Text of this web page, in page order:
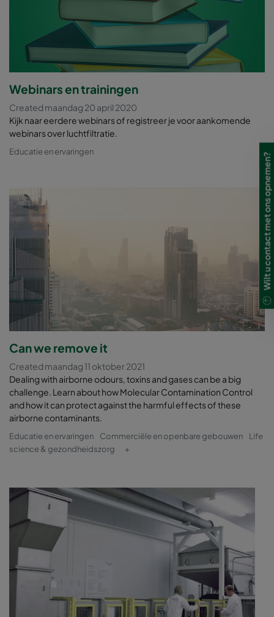
Webinars en trainingen
Created maandag 20 april 2020
Kijk naar eerdere webinars of registreer je voor aankomende
webinars over luchtfiltratie.
Educatie en ervaringen
Can we remove it
Created maandag 11 oktober 2021
Dealing with airborne odours, toxins and gases can be a big
challenge. Learn about how Molecular Contamination Control
and how it can protect against the harmful effects of these
airborne contaminants.
Educatie en ervaringen Commerciële en openbare gebouwen
Life
science & gezondheidszorg
+
Wilt u contact met ons opnemen?